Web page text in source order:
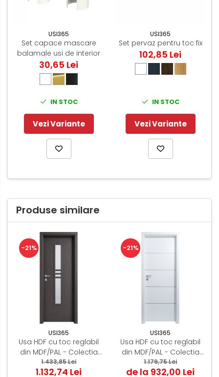
USI365
Set capace mascare
balamale usi de interior
30,65 Lei
IN STOC
Vezi Variante
USI365
Set pervaz pentru toc fix
102,85 Lei
IN STOC
Vezi Variante
Produse similare
-21%
USI365
Usa HDF cu toc reglabil
din MDF/PAL - Colectia
LUIS 4.2 - Culoare Gri
Antracit
1.433,85 Lei
1.132,74 Lei
-21%
USI365
Usa HDF cu toc reglabil
din MDF/PAL - Colectia
ORIZONT 3.5
1.179,75 Lei
de la 932,00 Lei